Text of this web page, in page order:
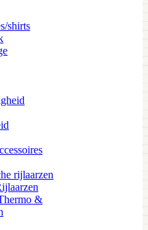
shirts
rijlaarzen
&